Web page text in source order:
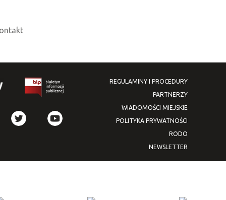
REGULAMINY I PROCEDURY
PARTNERZY
WIADOMOŚCI MIEJSKIE
POLITYKA PRYWATNOŚCI
RODO
NEWSLETTER